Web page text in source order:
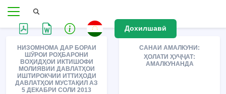
Дохилшавӣ
НИЗОМНОМА ДАР БОРАИ
ШӮРОИ РОҲБАРОНИ
ВОҲИДҲОИ ИКТИШОФИ
МОЛИЯВИИ ДАВЛАТҲОИ
ИШТИРОКЧИИ ИТТИҲОДИ
ДАВЛАТҲОИ МУСТАҚИЛ АЗ
5 ДЕКАБРИ СОЛИ 2013
САНАИ АМАЛКУНИ:
ҲОЛАТИ ҲУҶҶАТ:
АМАЛКУНАНДА